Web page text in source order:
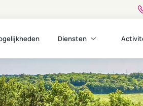
Diensten